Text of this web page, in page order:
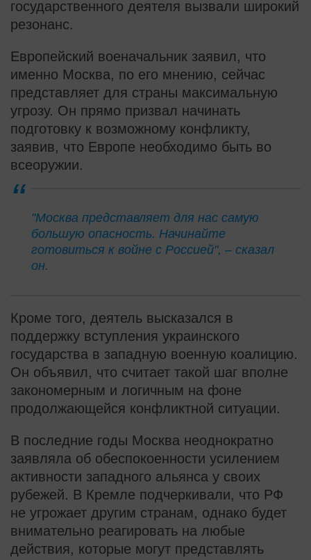
государственного деятеля вызвали широкий
резонанс.
Европейский военачальник заявил, что
именно Москва, по его мнению, сейчас
представляет для страны максимальную
угрозу. Он прямо призвал начинать
подготовку к возможному конфликту,
заявив, что Европе необходимо быть во
всеоружии.
"Москва представляет для нас самую
большую опасность. Начинайте
готовиться к войне с Россией", – сказал
он.
Кроме того, деятель высказался в
поддержку вступления украинского
государства в западную военную коалицию.
Он объявил, что считает такой шаг вполне
закономерным и логичным на фоне
продолжающейся конфликтной ситуации.
В последние годы Москва неоднократно
заявляла об обеспокоенности усилением
активности западного альянса у своих
рубежей. В Кремле подчеркивали, что РФ
не угрожает другим странам, однако будет
внимательно реагировать на любые
действия, которые могут представлять